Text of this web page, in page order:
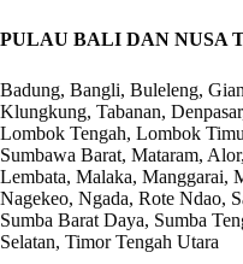
PULAU BALI DAN NUSA
Badung, Bangli, Buleleng,
Klungkung, Tabanan,
Lombok Tengah, Lombok
Sumbawa Barat, Mataram,
Lembata, Malaka, Manggarai,
Nagekeo, Ngada, Rote Ndao,
Sumba Barat Daya, Sumba
Selatan, Timor Tengah Utara